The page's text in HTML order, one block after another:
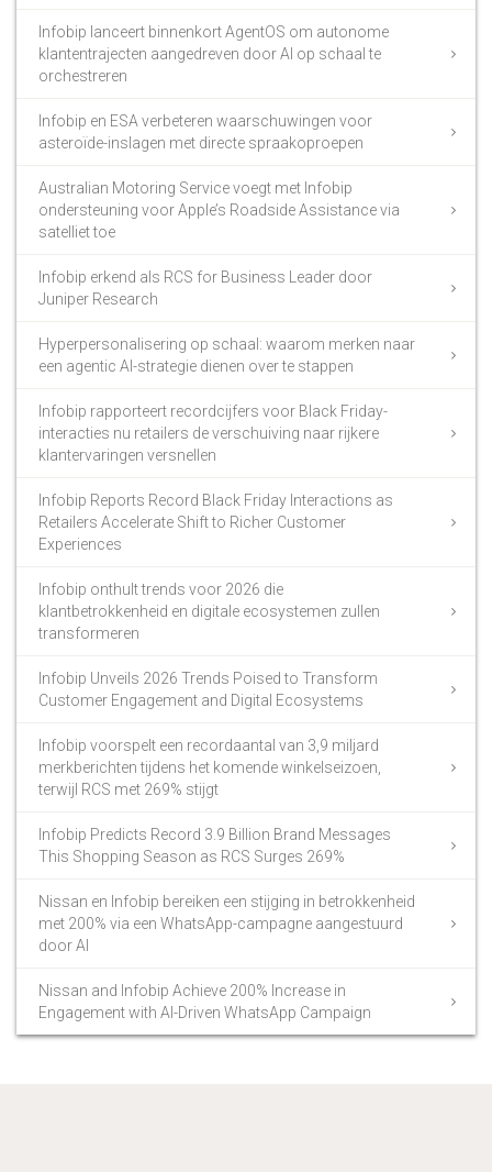
Infobip lanceert binnenkort AgentOS om autonome
klantentrajecten aangedreven door AI op schaal te
orchestreren
Infobip en ESA verbeteren waarschuwingen voor
asteroïde-inslagen met directe spraakoproepen
Australian Motoring Service voegt met Infobip
ondersteuning voor Apple’s Roadside Assistance via
satelliet toe
Infobip erkend als RCS for Business Leader door
Juniper Research
Hyperpersonalisering op schaal: waarom merken naar
een agentic AI-strategie dienen over te stappen
Infobip rapporteert recordcijfers voor Black Friday-
interacties nu retailers de verschuiving naar rijkere
klantervaringen versnellen
Infobip Reports Record Black Friday Interactions as
Retailers Accelerate Shift to Richer Customer
Experiences
Infobip onthult trends voor 2026 die
klantbetrokkenheid en digitale ecosystemen zullen
transformeren
Infobip Unveils 2026 Trends Poised to Transform
Customer Engagement and Digital Ecosystems
Infobip voorspelt een recordaantal van 3,9 miljard
merkberichten tijdens het komende winkelseizoen,
terwijl RCS met 269% stijgt
Infobip Predicts Record 3.9 Billion Brand Messages
This Shopping Season as RCS Surges 269%
Nissan en Infobip bereiken een stijging in betrokkenheid
met 200% via een WhatsApp-campagne aangestuurd
door AI
Nissan and Infobip Achieve 200% Increase in
Engagement with AI-Driven WhatsApp Campaign